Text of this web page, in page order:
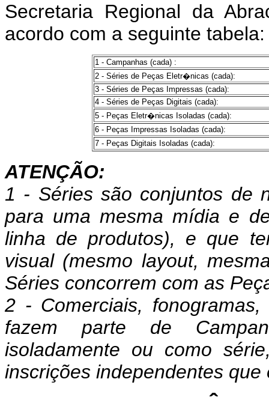
Secretaria Regional da
acordo com a seguinte tabela:
1 - Campanhas (cada) :
2 - Séries de Peças Eletr�nicas (cada):
3 - Séries de Peças Impressas (cada):
4 - Séries de Peças Digitais (cada):
5 - Peças Eletr�nicas Isoladas (cada):
6 - Peças Impressas Isoladas (cada):
7 - Peças Digitais Isoladas (cada):
ATENÇÃO:
1 - Séries são conjuntos de
para uma mesma mídia e
linha de produtos), e que
visual (mesmo layout,
Séries concorrem com as
2 - Comerciais,
fazem parte de
isoladamente ou como
inscrições independentes